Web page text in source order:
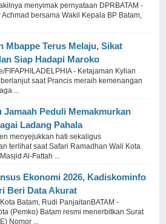
menyimak pernyataan DPRBATAM -
Achmad bersama Wakil Kepala BP Batam,
Mbappe Terus Melaju, Sikat
Siap Hadapi Maroko
FIFAPHILADELPHIA - Ketajaman Kylian
saat Prancis meraih kemenangan
...
Jamaah Peduli Memakmurkan
Ladang Pahala
menyejukkan hati sekaligus
terlihat saat Safari Ramadhan Wali Kota
Al-Fattah ...
Ekonomi 2026, Kadiskominfo
Beri Data Akurat
Batam, Rudi PanjaitanBATAM -
(Pemko) Batam resmi menerbitkan Surat
Nomor ...